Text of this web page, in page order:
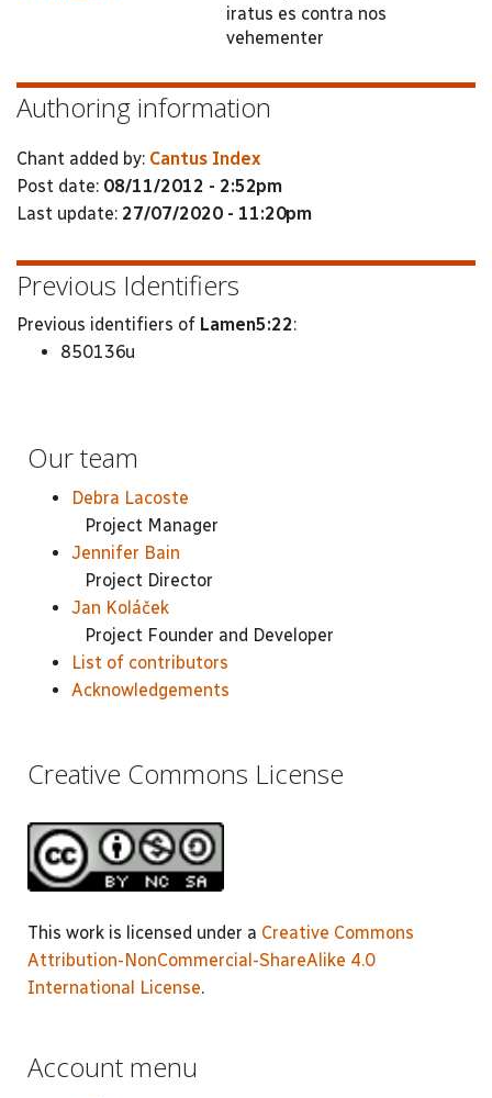
iratus es contra nos
vehementer
Authoring information
Chant added by: Cantus Index
Post date: 08/11/2012 - 2:52pm
Last update: 27/07/2020 - 11:20pm
Previous Identifiers
Previous identifiers of Lamen5:22:
850136u
Our team
Debra Lacoste
Project Manager
Jennifer Bain
Project Director
Jan Koláček
Project Founder and Developer
List of contributors
Acknowledgements
Creative Commons License
This work is licensed under a Creative Commons
Attribution-NonCommercial-ShareAlike 4.0
International License.
Account menu